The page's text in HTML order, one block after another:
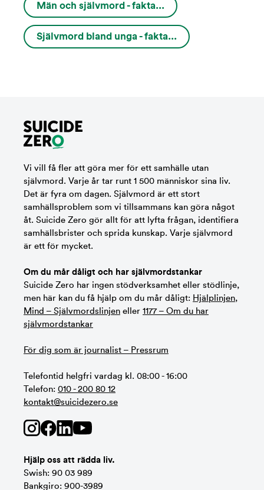
Män och självmord - fakta...
Självmord bland unga - fakta...
Vi vill få fler att göra mer för ett samhälle utan
självmord. Varje år tar runt 1 500 människor sina liv.
Det är fyra om dagen. Självmord är ett stort
samhällsproblem som vi tillsammans kan göra något
åt. Suicide Zero gör allt för att lyfta frågan, identifiera
samhällsbrister och sprida kunskap. Varje självmord
är ett för mycket.
Om du mår dåligt och har självmordstankar
Suicide Zero har ingen stödverksamhet eller stödlinje,
men här kan du få hjälp om du mår dåligt: Hjälplinjen,
Mind – Självmordslinjen eller 1177 – Om du har
självmordstankar
För dig som är journalist – Pressrum
Telefontid helgfri vardag kl. 08:00 - 16:00
Telefon: 010 - 200 80 12
kontakt@suicidezero.se
Hjälp oss att rädda liv.
Swish: 90 03 989
Bankgiro: 900-3989